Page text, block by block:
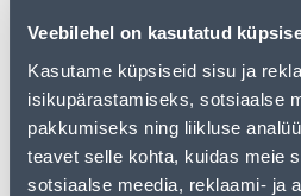
Veebilehel on kasutatud
Kasutame küpsiseid sisu ja
isikupärastamiseks, sotsiaalse
pakkumiseks ning liikluse
teavet selle kohta, kuidas meie
sotsiaalse meedia, reklaami- ja
• Veeautomaat võimsusega
• Maksimaaalne tootlikkus 6000
• Paagi maht ligikaudu 24 l.
• 14-päevane tagastusõigus.